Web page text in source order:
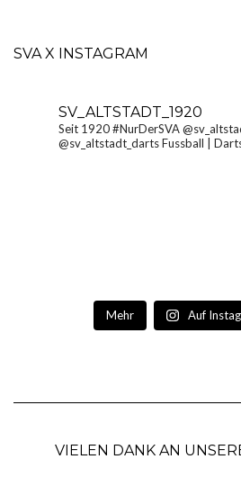
SVA X INSTAGRAM
SV_ALTSTADT_1920
Seit 1920 #NurDerSVA
@sv_altstadt_darts Fussball |
Mehr Auf
VIELEN DANK AN